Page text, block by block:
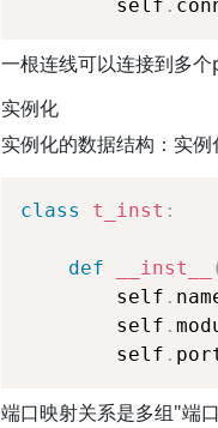
        self
.
一根连线可以连接到多
实例化
实例化的数据结构：实
class t_inst :
def __inst__
        self
.
        self
.
        self
.
端口映射关系是多组"端